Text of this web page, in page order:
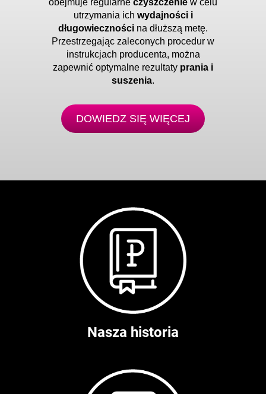
obejmuje regularne czyszczenie w celu
utrzymania ich wydajności i
długowieczności na dłuższą metę.
Przestrzegając zaleconych procedur w
instrukcjach producenta, można
zapewnić optymalne rezultaty prania i
suszenia.
DOWIEDZ SIĘ WIĘCEJ
Nasza historia